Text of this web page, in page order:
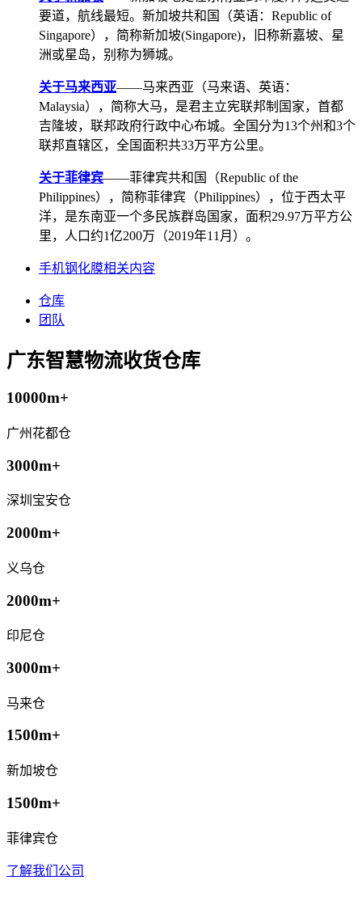
要道，航线最短。新加坡共和国（英语：Republic of
Singapore），简称新加坡(Singapore)，旧称新嘉坡、星
洲或星岛，别称为狮城。
关于马来西亚——马来西亚（马来语、英语：
Malaysia），简称大马，是君主立宪联邦制国家，首都
吉隆坡，联邦政府行政中心布城。全国分为13个州和3个
联邦直辖区，全国面积共33万平方公里。
关于菲律宾——菲律宾共和国（Republic of the
Philippines），简称菲律宾（Philippines），位于西太平
洋，是东南亚一个多民族群岛国家，面积29.97万平方公
里，人口约1亿200万（2019年11月）。
手机钢化膜相关内容
仓库
团队
广东智慧物流收货仓库
10000m+
广州花都仓
3000m+
深圳宝安仓
2000m+
义乌仓
2000m+
印尼仓
3000m+
马来仓
1500m+
新加坡仓
1500m+
菲律宾仓
了解我们公司